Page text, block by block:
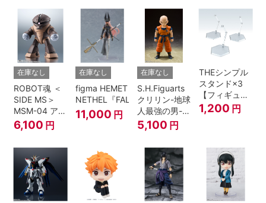
在庫なし
ROBOT魂 ＜
SIDE MS＞
MSM-04 アッ
ガイ ver.
A.N.I.M.E.
6,100 円
在庫なし
figma HEMET
NETHEL『FALSLANDER』
11,000 円
在庫なし
S.H.Figuarts
クリリン-地球
人最強の男-
『ドラゴンボ
ールＺ』
5,100 円
THEシンプル
スタンド×3
【フィギュア
＆模型用】
〈HEX〉タイ
1,200 円